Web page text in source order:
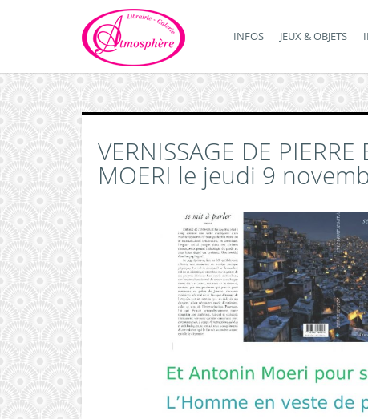
INFOS JEUX & OBJETS
VERNISSAGE DE
MOERI le jeudi 9